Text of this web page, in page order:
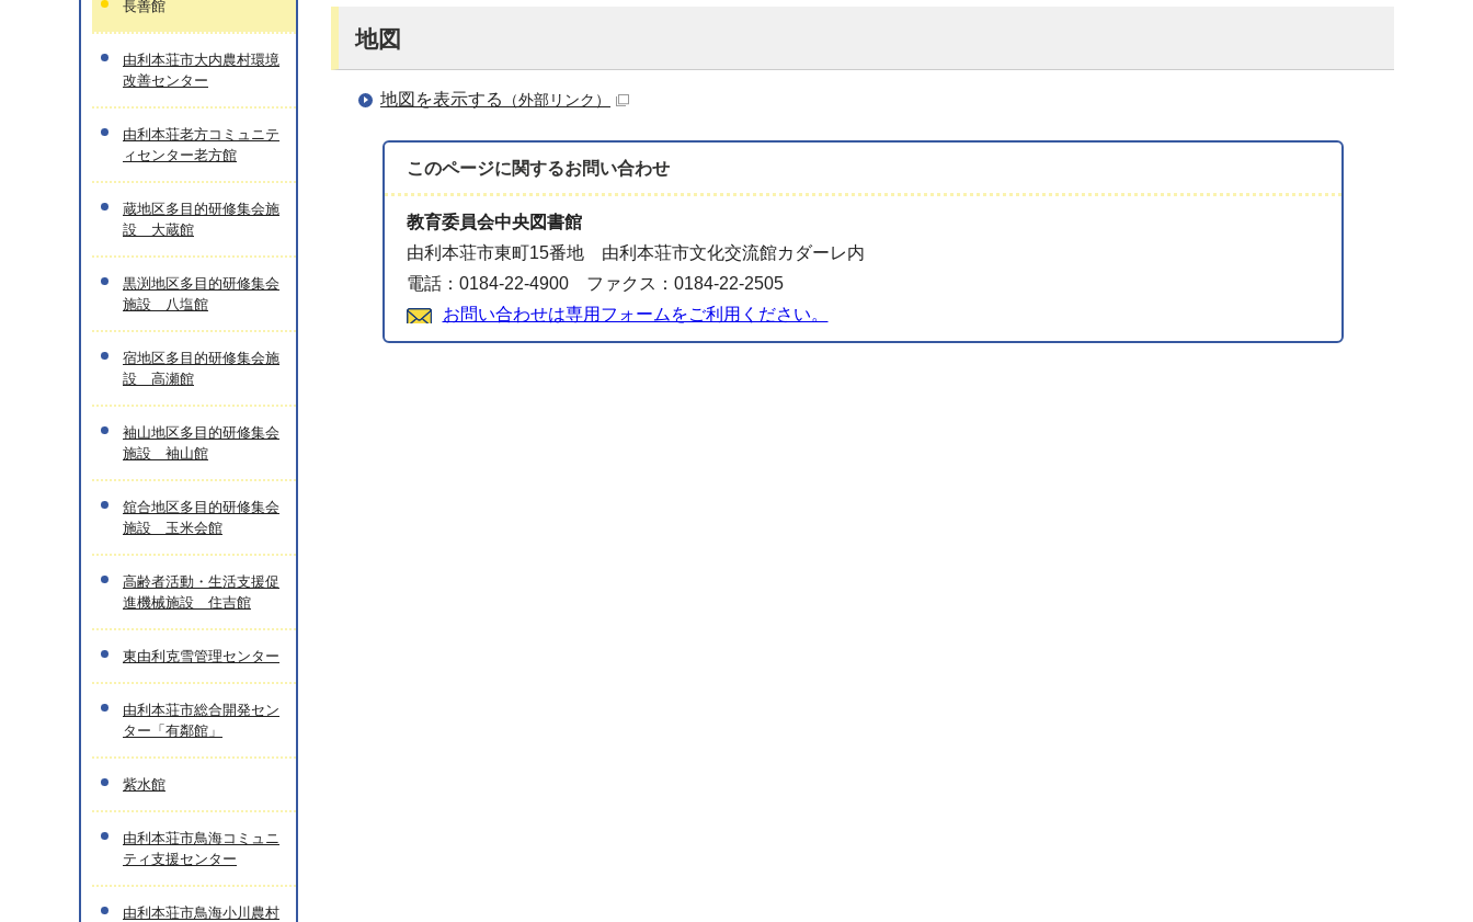
地図
地図を表示する （外部リンク）
このページに関するお問い合わせ
教育委員会中央図書館
由利本荘市東町15番地 由利本荘市文化交流館カダーレ内
電話：0184-22-4900 ファクス：0184-22-2505
お問い合わせは専用フォームをご利用ください。
長善館
由利本荘市大内農村環境
改善センター
由利本荘老方コミュニテ
ィセンター老方館
蔵地区多目的研修集会施
設 大蔵館
黒渕地区多目的研修集会
施設 八塩館
宿地区多目的研修集会施
設 高瀬館
袖山地区多目的研修集会
施設 袖山館
舘合地区多目的研修集会
施設 玉米会館
高齢者活動・生活支援促
進機械施設 住吉館
東由利克雪管理センター
由利本荘市総合開発セン
ター「有鄰館」
紫水館
由利本荘市鳥海コミュニ
ティ支援センター
由利本荘市鳥海小川農村